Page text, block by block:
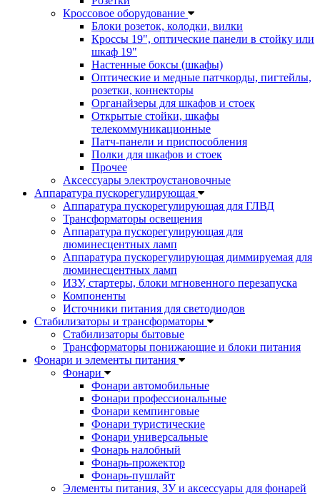
Кроссовое оборудование
Блоки розеток, колодки, вилки
Кроссы 19", оптические панели в стойку или
шкаф 19"
Настенные боксы (шкафы)
Оптические и медные патчкорды, пигтейлы,
розетки, коннекторы
Органайзеры для шкафов и стоек
Открытые стойки, шкафы
телекоммуникационные
Патч-панели и приспособления
Полки для шкафов и стоек
Прочее
Аксессуары электроустановочные
Аппаратура пускорегулирующая
Аппаратура пускорегулирующая для ГЛВД
Трансформаторы освещения
Аппаратура пускорегулирующая для
люминесцентных ламп
Аппаратура пускорегулирующая диммируемая для
люминесцентных ламп
ИЗУ, стартеры, блоки мгновенного перезапуска
Компоненты
Источники питания для светодиодов
Стабилизаторы и трансформаторы
Стабилизаторы бытовые
Трансформаторы понижающие и блоки питания
Фонари и элементы питания
Фонари
Фонари автомобильные
Фонари профессиональные
Фонари кемпинговые
Фонари туристические
Фонари универсальные
Фонарь налобный
Фонарь-прожектор
Фонарь-пушлайт
Элементы питания, ЗУ и аксессуары для фонарей